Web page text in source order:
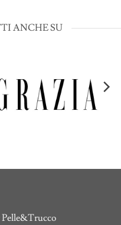
ANCHE SU
Pelle&Trucco